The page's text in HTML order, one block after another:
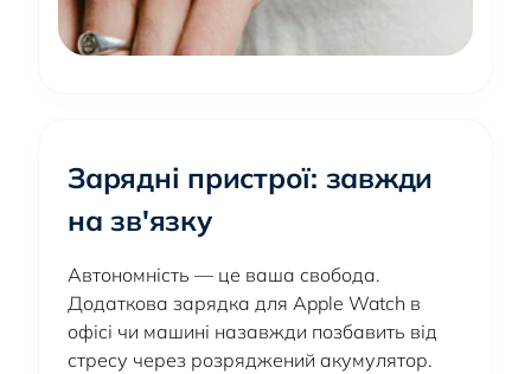
Зарядні пристрої: завжди
на зв'язку
Автономність — це ваша свобода.
Додаткова зарядка для Apple Watch в
офісі чи машині назавжди позбавить від
стресу через розряджений акумулятор.